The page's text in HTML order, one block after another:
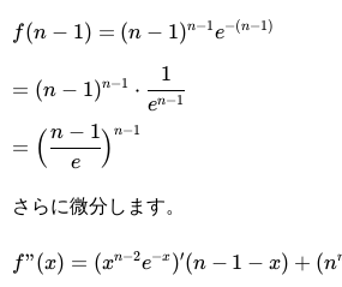
f(n-
1)=
1)^{n-
1}e^{-
f(n − 1) = (n − 1)n−1e−(n−1)
=(n-1)^{n-
1}\cdot\cfrac{1}
{e^{n-1}}
= (n − 1)n−1 ⋅
en−1
1
=\Big(\cfrac{n-
1}{e}\Big)^{n-
1}
= ( e
n − 1) n−1
さらに微分します。
f”(x)=
f”(x) = (xn−2e−x)′(n − 1 − x) + (n